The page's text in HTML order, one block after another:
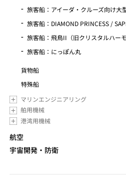
旅客船：アイーダ・クルーズ向け大
旅客船：DIAMOND PRINCESS /
旅客船：飛鳥II（旧クリスタルハーモ
旅客船：にっぽん丸
貨物船
特殊船
マリンエンジニアリング
舶用機械
港湾用機械
航空
宇宙開発・防衛